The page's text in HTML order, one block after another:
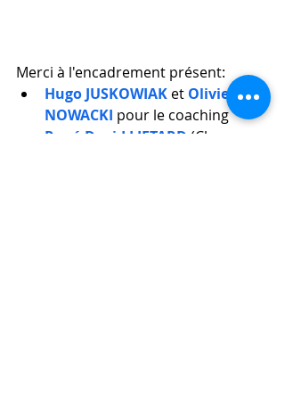
Merci à l'encadrement présent:
Hugo JUSKOWIAK et Olivier
NOWACKI pour le coaching
René-David LIETARD (Chrono